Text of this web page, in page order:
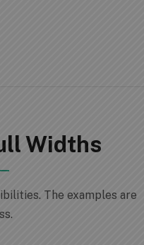
Widths
The examples are